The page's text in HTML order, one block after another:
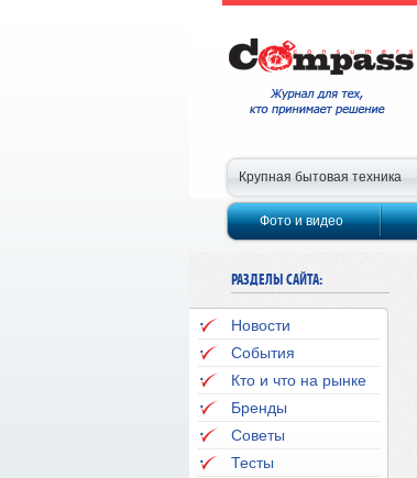
РАЗДЕЛЫ САЙТА:
Новости
События
Кто и что на рынке
Бренды
Советы
Тесты
Крупная бытовая техника
Фото и видео